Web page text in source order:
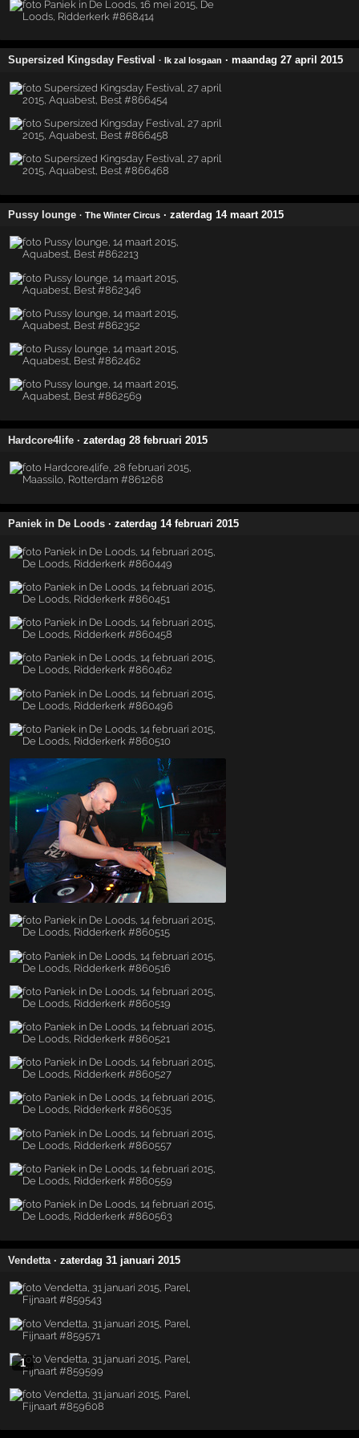
Supersized Kingsday Festival · Ik zal losgaan · maandag 27 april 2015
Pussy lounge · The Winter Circus · zaterdag 14 maart 2015
Hardcore4life · zaterdag 28 februari 2015
Paniek in De Loods · zaterdag 14 februari 2015
Vendetta · zaterdag 31 januari 2015
1